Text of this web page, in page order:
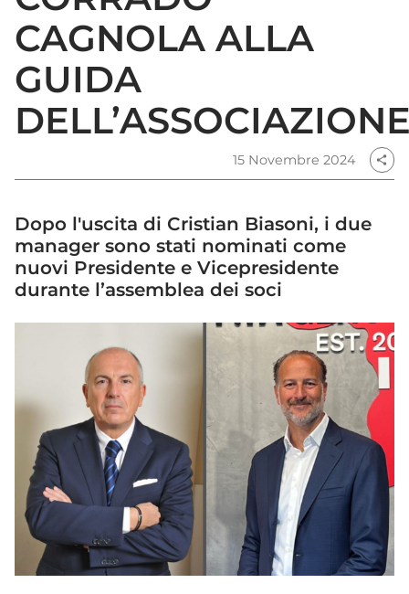
CAGNOLA ALLA
GUIDA
15 Novembre 2024 share
Dopo l'uscita di Cristian Biasoni, i due
manager sono stati nominati come
nuovi Presidente e Vicepresidente
durante l’assemblea dei soci